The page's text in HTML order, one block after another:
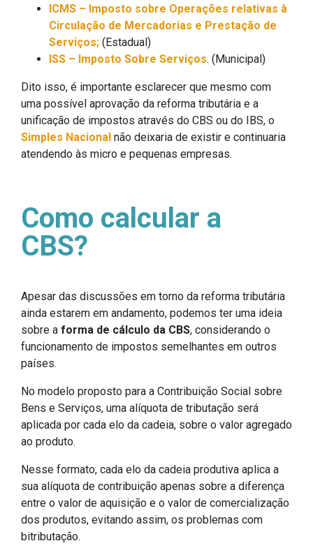
ICMS – Imposto sobre Operações relativas à
Circulação de Mercadorias e Prestação de
Serviços; (Estadual)
ISS – Imposto Sobre Serviços. (Municipal)
Dito isso, é importante esclarecer que mesmo com
uma possível aprovação da reforma tributária e a
unificação de impostos através do CBS ou do IBS, o
Simples Nacional não deixaria de existir e continuaria
atendendo às micro e pequenas empresas.
Como calcular a
CBS?
Apesar das discussões em torno da reforma tributária
ainda estarem em andamento, podemos ter uma ideia
sobre a forma de cálculo da CBS, considerando o
funcionamento de impostos semelhantes em outros
países.
No modelo proposto para a Contribuição Social sobre
Bens e Serviços, uma alíquota de tributação será
aplicada por cada elo da cadeia, sobre o valor agregado
ao produto.
Nesse formato, cada elo da cadeia produtiva aplica a
sua alíquota de contribuição apenas sobre a diferença
entre o valor de aquisição e o valor de comercialização
dos produtos, evitando assim, os problemas com
bitributação.